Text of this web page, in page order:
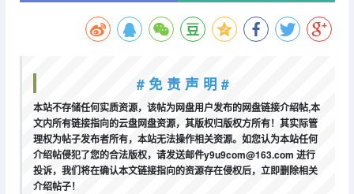
# 免 责 声 明 #
本站不存储任何实质资源，该帖为网盘用户发布的网盘链接介绍帖,本
文内所有链接指向的云盘网盘资源，其版权归版权方所有！其实际管
理权为帖子发布者所有，本站无法操作相关资源。如您认为本站任何
介绍帖侵犯了您的合法版权，请发送邮件y9u9com@163.com 进行
投诉，我们将在确认本文链接指向的资源存在侵权后，立即删除相关
介绍帖子！